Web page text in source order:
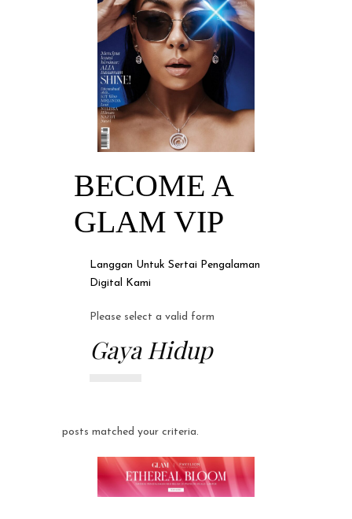
BECOME A
GLAM VIP
Langgan Untuk Sertai Pengalaman
Digital Kami
Please select a valid form
Gaya Hidup
Sorry, no posts matched your criteria.